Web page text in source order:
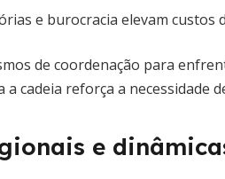
e burocracia elevam custos
de coordenação para
cadeia reforça a necessidade
e